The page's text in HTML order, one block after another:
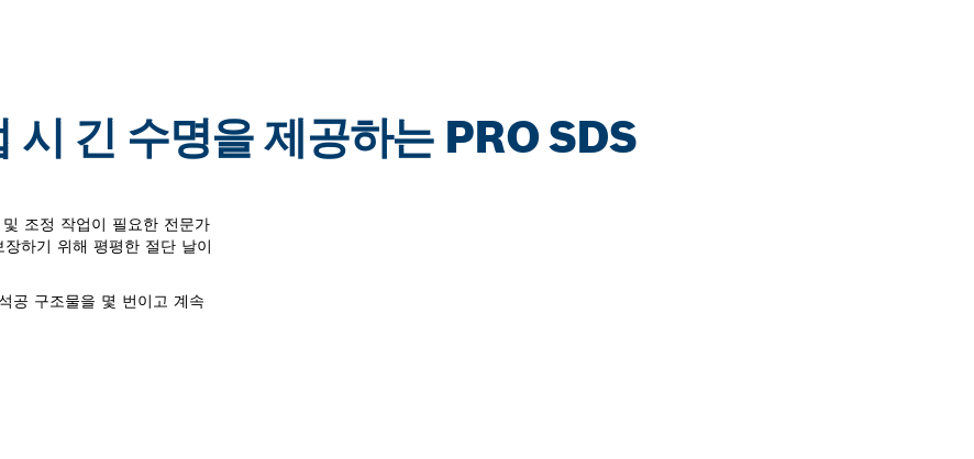
시 긴 수명을 제공하는 PRO SDS
조정 작업이 필요한 전문가
하기 위해 평평한 절단 날이
공 구조물을 몇 번이고 계속